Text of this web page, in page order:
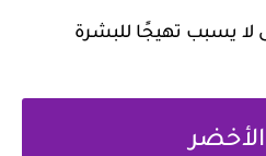
لا يسبب تهيجًا للبشرة